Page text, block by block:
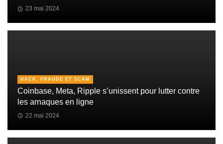
23 mai 2024
HACK, FRAUDE ET SCAM
Coinbase, Meta, Ripple s’unissent pour lutter contre
les arnaques en ligne
22 mai 2024